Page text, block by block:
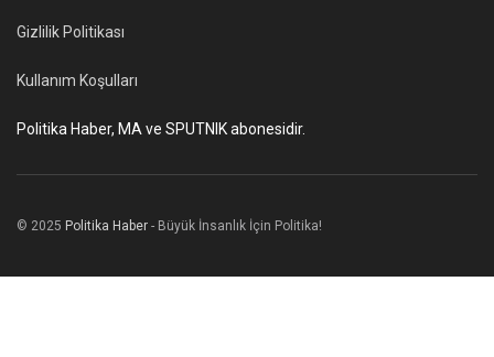
Gizlilik Politikası
Kullanım Koşulları
Politika Haber, MA ve SPUTNIK abonesidir.
© 2025 Politika Haber - Büyük İnsanlık İçin Politika!